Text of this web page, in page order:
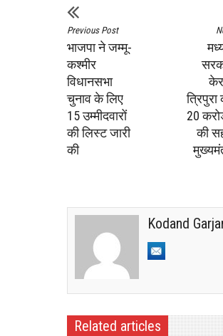
Previous Post
भाजपा ने जम्मू-
कश्मीर
विधानसभा
चुनाव के लिए
15 उम्मीदवारों
की लिस्ट जारी
की
20
की
Kodand
Related articles